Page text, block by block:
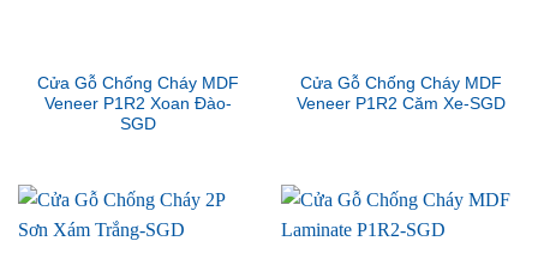
Cửa Gỗ Chống Cháy MDF
Veneer P1R2 Xoan Đào-
SGD
Cửa Gỗ Chống Cháy MDF
Veneer P1R2 Căm Xe-SGD